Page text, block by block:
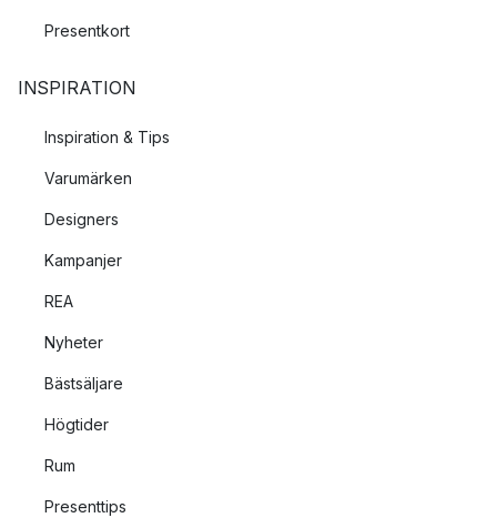
Presentkort
INSPIRATION
Inspiration & Tips
Varumärken
Designers
Kampanjer
REA
Nyheter
Bästsäljare
Högtider
Rum
Presenttips